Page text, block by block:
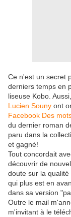
Ce n'est un secret
derniers temps en
liseuse Kobo.
Lucien Souny ont
Facebook Des
du dernier roman
paru dans la
et gagné!
Tout concordait
découvrir de
doute sur la
qui plus est en
dans sa version
Outre le mail
m'invitant à le